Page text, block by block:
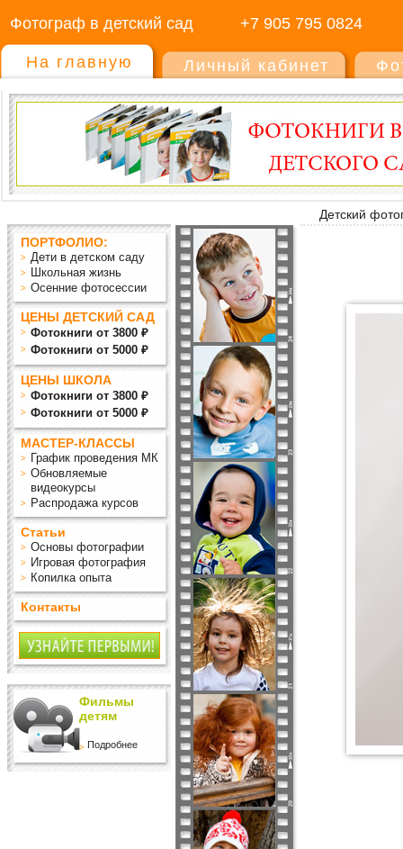
Фотограф в детский сад +7 905 795 0824
На главную Личный кабинет
Детский
ПОРТФОЛИО:
Дети в детском саду
Школьная жизнь
Осенние фотосессии
ЦЕНЫ ДЕТСКИЙ САД
Фотокниги от 3800 ₽
Фотокниги от 5000 ₽
ЦЕНЫ ШКОЛА
Фотокниги от 3800 ₽
Фотокниги от 5000 ₽
МАСТЕР-КЛАССЫ
График проведения МК
Обновляемые
видеокурсы
Распродажа курсов
Статьи
Основы фотографии
Игровая фотография
Копилка опыта
Контакты
Фильмы
детям
Подробнее